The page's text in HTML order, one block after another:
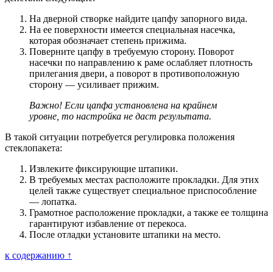
На дверной створке найдите цапфу запорного вида.
На ее поверхности имеется специальная насечка,
которая обозначает степень прижима.
Поверните цапфу в требуемую сторону. Поворот
насечки по направлению к раме ослабляет плотность
прилегания двери, а поворот в противоположную
сторону — усиливает прижим.
Важно! Если цапфа установлена на крайнем
уровне, то настройка не даст результата.
В такой ситуации потребуется регулировка положения
стеклопакета:
Извлеките фиксирующие штапики.
В требуемых местах расположите прокладки. Для этих
целей также существует специальное приспособление
— лопатка.
Грамотное расположение прокладки, а также ее толщина
гарантируют избавление от перекоса.
После отладки установите штапики на место.
к содержанию ↑